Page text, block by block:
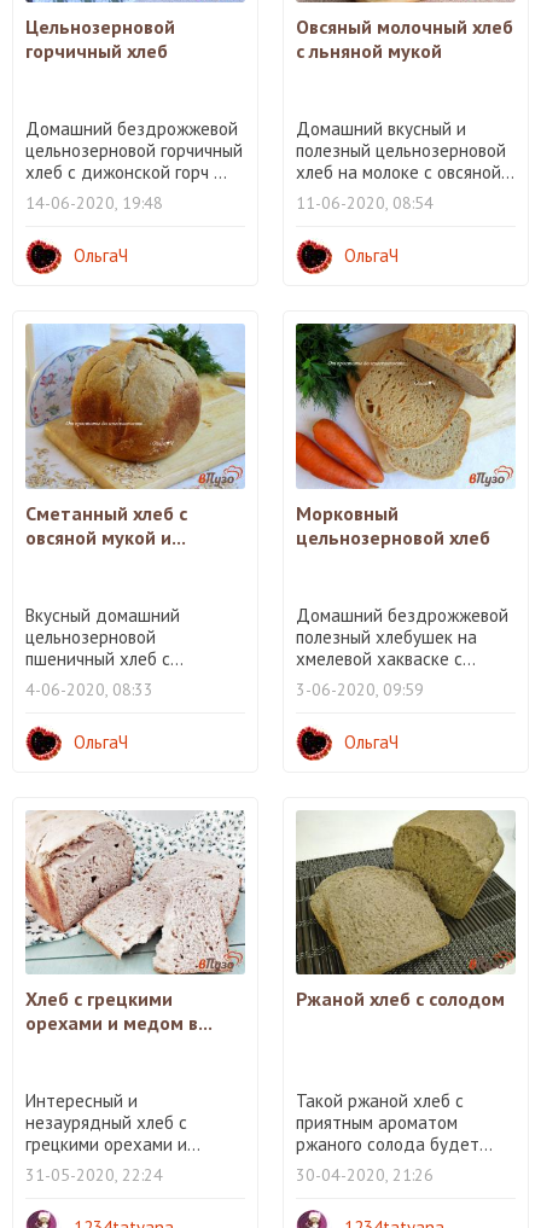
Цельнозерновой
горчичный хлеб
Домашний бездрожжевой
цельнозерновой горчичный
хлеб с дижонской горч ...
14-06-2020, 19:48
ОльгаЧ
Овсяный молочный хлеб
с льняной мукой
Домашний вкусный и
полезный цельнозерновой
хлеб на молоке с овсяной...
11-06-2020, 08:54
ОльгаЧ
Сметанный хлеб с
овсяной мукой и...
Вкусный домашний
цельнозерновой
пшеничный хлеб с...
4-06-2020, 08:33
ОльгаЧ
Морковный
цельнозерновой хлеб
Домашний бездрожжевой
полезный хлебушек на
хмелевой хакваске с...
3-06-2020, 09:59
ОльгаЧ
Хлеб с грецкими
орехами и медом в...
Интересный и
незаурядный хлеб с
грецкими орехами и...
31-05-2020, 22:24
Ржаной хлеб с солодом
Такой ржаной хлеб с
приятным ароматом
ржаного солода будет...
30-04-2020, 21:26